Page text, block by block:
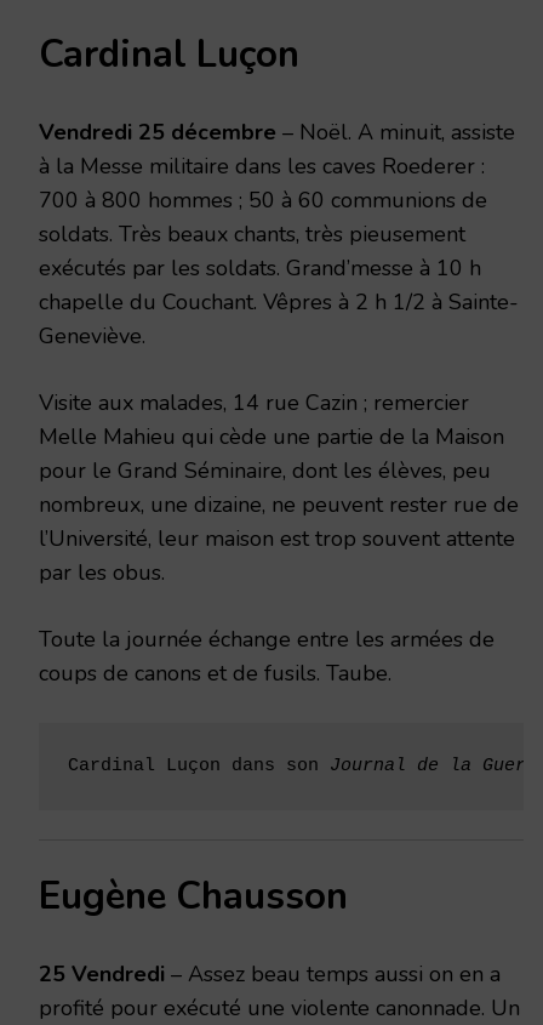
Cardinal Luçon
Vendredi 25 décembre – Noël. A minuit, assiste
à la Messe militaire dans les caves Roederer :
700 à 800 hommes ; 50 à 60 communions de
soldats. Très beaux chants, très pieusement
exécutés par les soldats. Grand’messe à 10 h
chapelle du Couchant. Vêpres à 2 h 1/2 à Sainte-
Geneviève.
Visite aux malades, 14 rue Cazin ; remercier
Melle Mahieu qui cède une partie de la Maison
pour le Grand Séminaire, dont les élèves, peu
nombreux, une dizaine, ne peuvent rester rue de
l’Université, leur maison est trop souvent attente
par les obus.
Toute la journée échange entre les armées de
coups de canons et de fusils. Taube.
Cardinal Luçon dans son Journal de la
Eugène Chausson
25 Vendredi – Assez beau temps aussi on en a
profité pour exécuté une violente canonnade. Un